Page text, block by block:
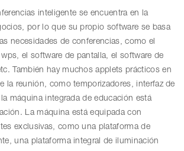
inteligente se encuentra en la
por lo que su propio software se basa
necesidades de conferencias, como el
el software de pantalla, el software de
También hay muchos applets prácticos en
la reunión, como temporizadores, interfaz de
máquina integrada de educación está
La máquina está equipada con
exclusivas, como una plataforma de
una plataforma integral de iluminación